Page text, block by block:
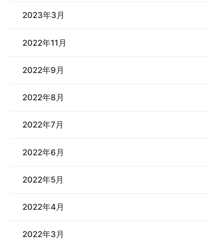
2023年3月
2022年11月
2022年9月
2022年8月
2022年7月
2022年6月
2022年5月
2022年4月
2022年3月